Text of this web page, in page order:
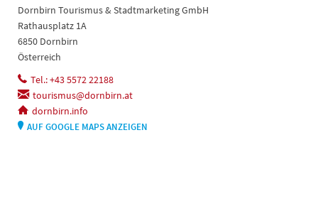
Dornbirn Tourismus & Stadtmarketing GmbH
Rathausplatz 1A
6850 Dornbirn
Österreich
Tel.: +43 5572 22188
tourismus@dornbirn.at
dornbirn.info
AUF GOOGLE MAPS ANZEIGEN